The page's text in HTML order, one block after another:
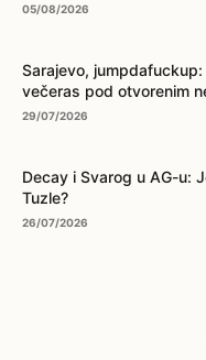
05/08/2026
Sarajevo,
večeras pod otvorenim
29/07/2026
Decay i Svarog u AG-u:
Tuzle?
26/07/2026